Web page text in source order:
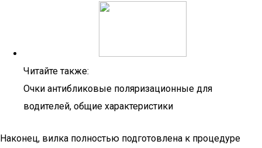
Читайте также:
Очки антибликовые поляризационные для
водителей, общие характеристики
Наконец, вилка полностью подготовлена к процедуре